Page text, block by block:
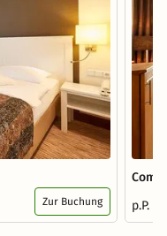
Zur Buchung
p.P.